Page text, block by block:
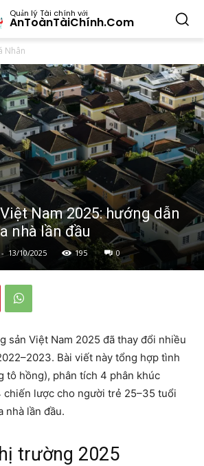
Quản lý Tài chính với
AnToànTàiChính.Com
Nhân
Nam 2025: hướng dẫn
nhà lần đầu
- 13/10/2025 195 0
sản Việt Nam 2025 đã thay đổi nhiều
Bài viết này tổng hợp tình
tô hồng), phân tích 4 phân khúc
chiến lược cho người trẻ 25–35 tuổi
nhà lần đầu.
trường 2025